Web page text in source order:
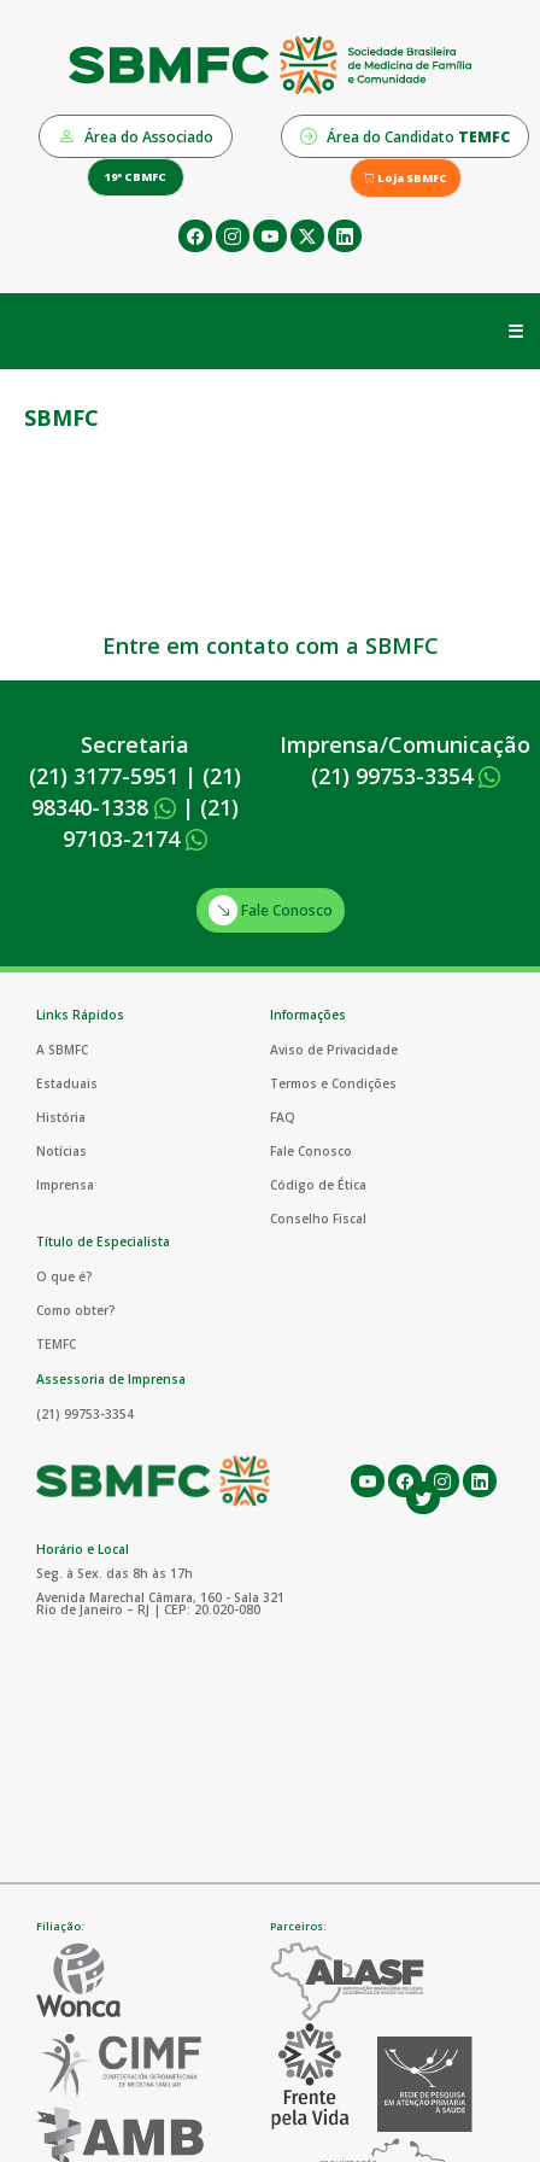
Área do Associado Área do Candidato TEMFC
19º CBMFC Loja SBMFC
☰
SBMFC
Entre em contato com a SBMFC
Secretaria
(21) 3177-5951 | (21)
98340-1338
| (21)
97103-2174
Imprensa/Comunicação
(21) 99753-3354
Fale Conosco
Links Rápidos
A SBMFC
Estaduais
História
Notícias
Imprensa
Informações
Aviso de Privacidade
Termos e Condições
FAQ
Fale Conosco
Código de Ética
Conselho Fiscal
Título de Especialista
O que é?
Como obter?
TEMFC
Assessoria de Imprensa
(21) 99753-3354
Horário e Local
Seg. à Sex. das 8h às 17h
Avenida Marechal Câmara, 160 - Sala 321
Rio de Janeiro – RJ | CEP: 20.020-080
Filiação: Parceiros: